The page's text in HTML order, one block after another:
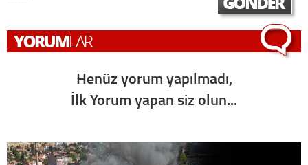
Henüz yorum yapılmadı,
İlk Yorum yapan siz olun...